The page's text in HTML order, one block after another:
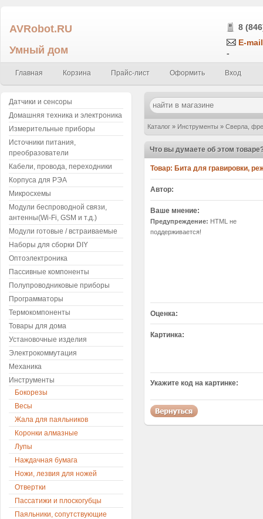
AVRobot.RU
Умный дом
8
E-
-
Главная Корзина Прайс-лист Оформить Вход
Каталог » Инструменты » Сверла,
Что вы думаете об этом
Товар: Бита для гравировки,
Автор:
Ваше мнение:
Предупреждение: HTML не
поддерживается!
Оценка:
Картинка:
Укажите код на картинке:
Датчики и сенсоры
Домашняя техника и электроника
Измерительные приборы
Источники питания,
преобразователи
Кабели, провода, переходники
Корпуса для РЭА
Микросхемы
Модули беспроводной связи,
антенны(Wi-Fi, GSM и т.д.)
Модули готовые / встраиваемые
Наборы для сборки DIY
Оптоэлектроника
Пассивные компоненты
Полупроводниковые приборы
Программаторы
Термокомпоненты
Товары для дома
Установочные изделия
Электрокоммутация
Механика
Инструменты
Бокорезы
Весы
Жала для паяльников
Коронки алмазные
Лупы
Наждачная бумага
Ножи, лезвия для ножей
Отвертки
Пассатижи и плоскогубцы
Паяльники, сопутствующие